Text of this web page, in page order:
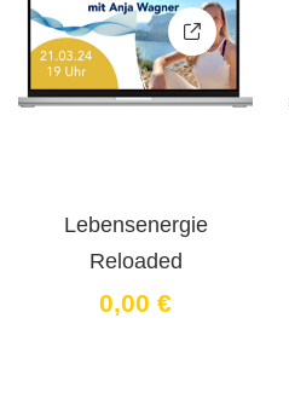
Lebensenergie
Reloaded
0,00 €